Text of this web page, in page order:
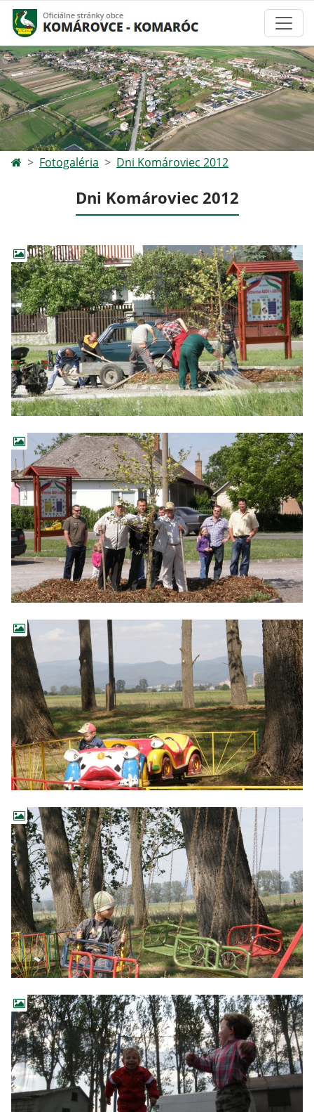
Fotogaléria Dni Komároviec 2012
Dni Komároviec 2012